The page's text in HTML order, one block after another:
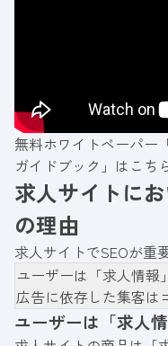
無料ホワイトペーパー
ガイドブック」はこち
求人サイトに
の理由
求人サイトでSEOが重
ユーザーは「求人情報
広告に依存した集客は
ユーザーは「求人